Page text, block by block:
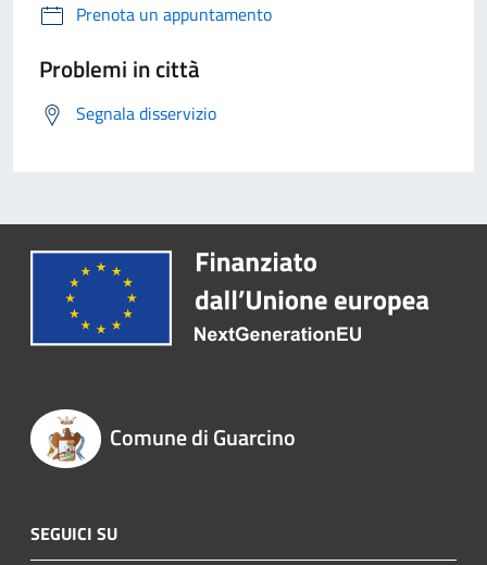
Prenota un appuntamento
Problemi in città
Segnala disservizio
Comune di Guarcino
SEGUICI SU